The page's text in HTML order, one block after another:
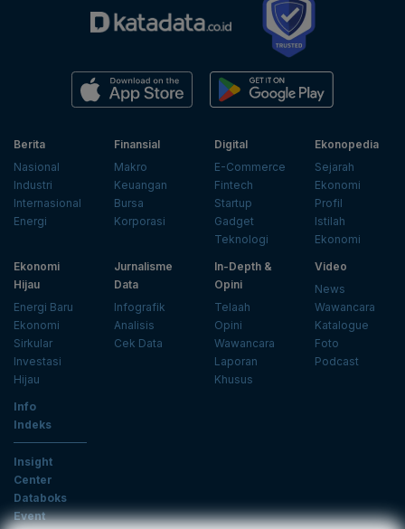
Berita
Nasional
Industri
Internasional
Energi
Finansial
Makro
Keuangan
Bursa
Korporasi
Digital
E-Commerce
Fintech
Startup
Gadget
Teknologi
Ekonopedia
Sejarah
Ekonomi
Profil
Istilah
Ekonomi
Ekonomi
Hijau
Energi Baru
Ekonomi
Sirkular
Investasi
Hijau
Jurnalisme
Data
Infografik
Analisis
Cek Data
In-Depth &
Opini
Telaah
Opini
Wawancara
Laporan
Khusus
Video
News
Wawancara
Katalogue
Foto
Podcast
Info
Indeks
Insight
Center
Databoks
Event